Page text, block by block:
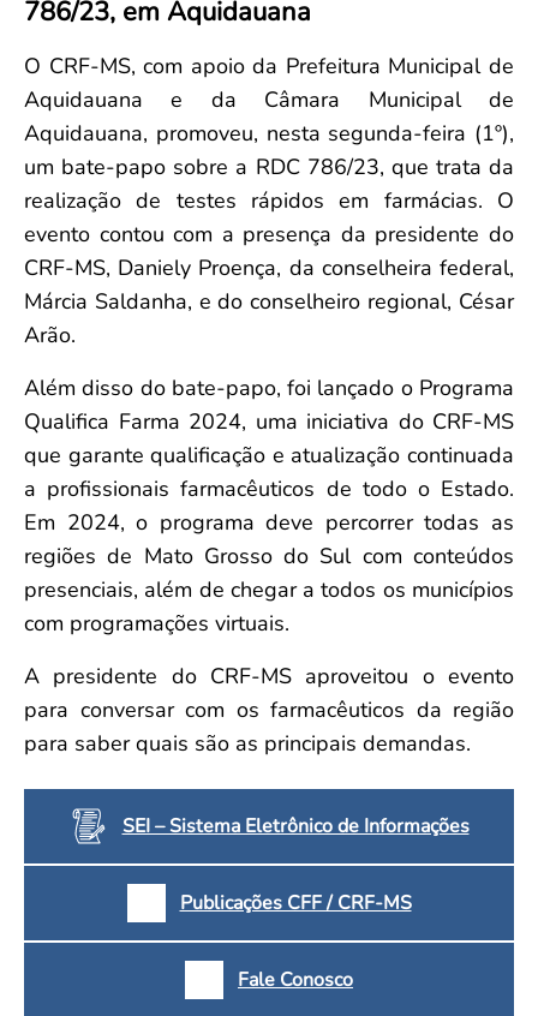
Convenção Coletiva 2025/2026 – Piso salarial Farmácias e Drogaria
Calendário Eleitoral
Candidatos
Votação
Dúvidas Frequentes
Eleições Anteriores
786/23, em Aquidauana
O CRF-MS, com apoio da Prefeitura Municipal de
Aquidauana e da Câmara Municipal de
Aquidauana, promoveu, nesta segunda-feira (1º),
um bate-papo sobre a RDC 786/23, que trata da
realização de testes rápidos em farmácias. O
evento contou com a presença da presidente do
CRF-MS, Daniely Proença, da conselheira federal,
Márcia Saldanha, e do conselheiro regional, César
Arão.
Além disso do bate-papo, foi lançado o Programa
Qualifica Farma 2024, uma iniciativa do CRF-MS
que garante qualificação e atualização continuada
a profissionais farmacêuticos de todo o Estado.
Em 2024, o programa deve percorrer todas as
regiões de Mato Grosso do Sul com conteúdos
presenciais, além de chegar a todos os municípios
com programações virtuais.
A presidente do CRF-MS aproveitou o evento
para conversar com os farmacêuticos da região
para saber quais são as principais demandas.
SEI – Sistema Eletrônico de Informações
Publicações CFF / CRF-MS
Fale Conosco